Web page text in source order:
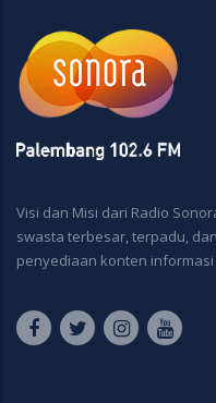
Visi dan Misi dari Radio
swasta terbesar, terpadu,
penyediaan konten